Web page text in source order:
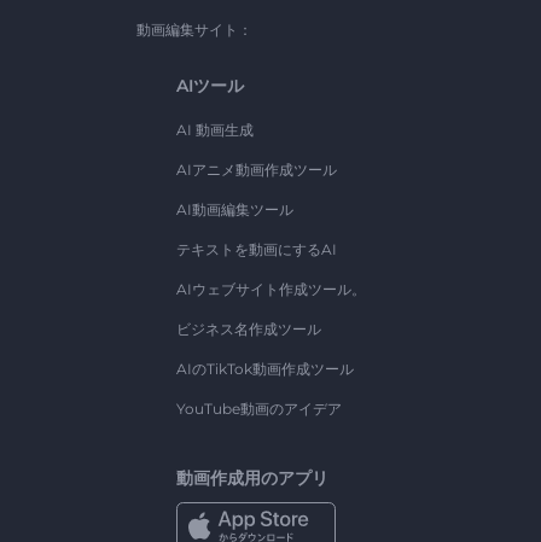
動画編集サイト：
AIツール
AI 動画生成
AIアニメ動画作成ツール
AI動画編集ツール
テキストを動画にするAI
AIウェブサイト作成ツール。
ビジネス名作成ツール
AIのTikTok動画作成ツール
YouTube動画のアイデア
動画作成用のアプリ